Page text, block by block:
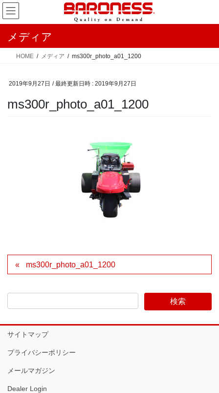
コ
ン
ナ
ビ
メディア
HOME メディア ms300r_photo_a01_1200
2019年9月27日 / 最終更新日時 : 2019年9月27日
ms300r_photo_a01_1200
ms300r_photo_a01_1200
サイトマップ
プライバシーポリシー
メールマガジン
Dealer Login